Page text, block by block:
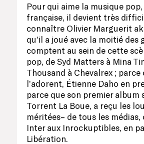
Pour qui aime la musique
française, il devient très
connaître Olivier Marguerit
qu’il a joué avec la moitié des
comptent au sein de cette
pop, de Syd Matters à Mina
Thousand à Chevalrex ; parce
l’adorent, Étienne Daho en
parce que son premier album
Torrent La Boue, a reçu les
méritées– de tous les médias,
Inter aux Inrockuptibles, en
Libération.